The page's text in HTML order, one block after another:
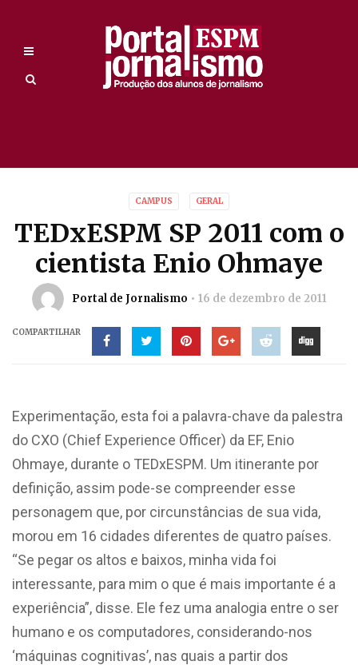
CAMPUS GERAL
TEDxESPM SP 2011 com o
cientista Enio Ohmaye
Portal de Jornalismo 16 de dezembro de 2011
COMPARTILHAR
Experimentação, esta foi a palavra-chave da palestra
do CXO (Chief Experience Officer) da EF, Enio
Ohmaye, durante o TEDxESPM. Um itinerante por
definição, assim pode-se compreender esse
personagem que, por circunstâncias de sua vida,
morou em 16 cidades diferentes de quatro países.
“Se pegar os altos e baixos, minha vida foi
interessante, para mim o que é mais importante é a
experiência”, disse. Ele fez uma analogia entre o ser
humano e os computadores, considerando-nos
‘máquinas cognitivas’, nas quais a partir dos